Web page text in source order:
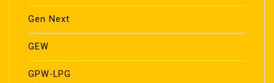
Gen Next
GEW
GPW-LPG